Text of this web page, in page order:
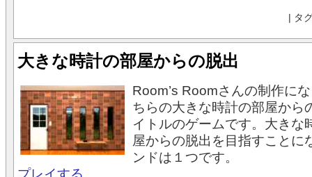
| タ
大きな時計の部屋からの脱出
Room’s Roomさんの制作に
ちらの大きな時計の部屋から
イトルのゲームです。大きな
屋からの脱出を目指すことに
ンドは１つです。
プレイする